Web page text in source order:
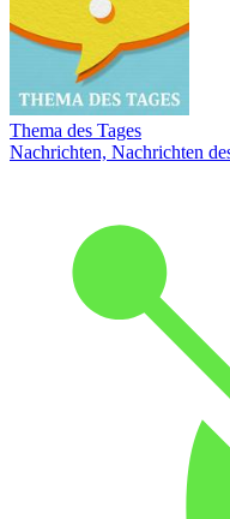
Thema des Tages
Nachrichten, Nachrichten